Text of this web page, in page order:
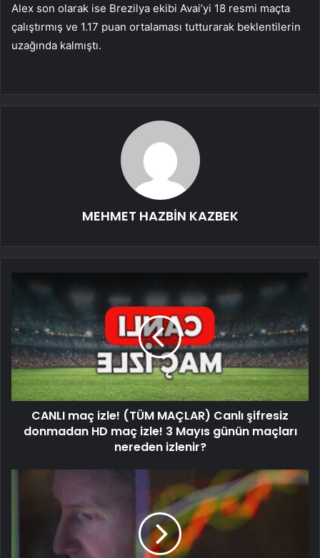
Alex son olarak ise Brezilya ekibi Avai’yi 18 resmi maçta
çalıştırmış ve 1.17 puan ortalaması tutturarak beklentilerin
uzağında kalmıştı.
MEHMET HAZBİN KAZBEK
CANLI maç izle! (TÜM MAÇLAR) Canlı şifresiz
donmadan HD maç izle! 3 Mayıs günün maçları
nereden izlenir?